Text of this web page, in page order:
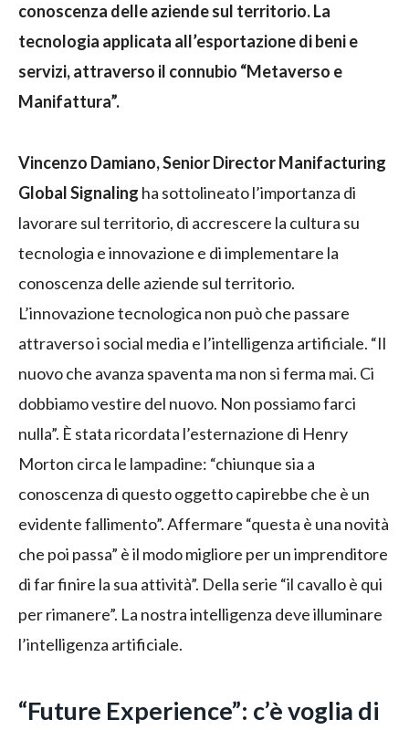
conoscenza delle aziende sul territorio. La
tecnologia applicata all’esportazione di beni e
servizi, attraverso il connubio “Metaverso e
Manifattura”.
Vincenzo Damiano, Senior Director Manifacturing
Global Signaling ha sottolineato l’importanza di
lavorare sul territorio, di accrescere la cultura su
tecnologia e innovazione e di implementare la
conoscenza delle aziende sul territorio.
L’innovazione tecnologica non può che passare
attraverso i social media e l’intelligenza artificiale. “Il
nuovo che avanza spaventa ma non si ferma mai. Ci
dobbiamo vestire del nuovo. Non possiamo farci
nulla”. È stata ricordata l’esternazione di Henry
Morton circa le lampadine: “chiunque sia a
conoscenza di questo oggetto capirebbe che è un
evidente fallimento”. Affermare “questa è una novità
che poi passa” è il modo migliore per un imprenditore
di far finire la sua attività”. Della serie “il cavallo è qui
per rimanere”. La nostra intelligenza deve illuminare
l’intelligenza artificiale.
“Future Experience”: c’è voglia di